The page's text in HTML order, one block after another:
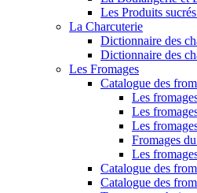
Les Produits
La Charcuterie
Dictionnaire des
Dictionnaire des
Les Fromages
Catalogue des
Les
Les
Les
Fromages
Les
Catalogue des
Catalogue des